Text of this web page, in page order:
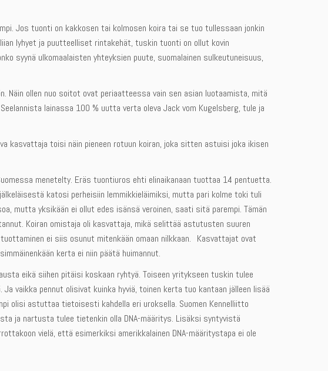
Jos tuonti on kakkosen tai kolmosen koira tai se tuo tullessaan jonkin
lyhyet ja puutteelliset rintakehät, tuskin tuonti on ollut kovin
syynä ulkomaalaisten yhteyksien puute, suomalainen sulkeutuneisuus,
ollen nuo soitot ovat periaatteessa vain sen asian luotaamista, mitä
lainassa 100 % uutta verta oleva Jack vom Kugelsberg, tule ja
kasvattaja toisi näin pieneen rotuun koiran, joka sitten astuisi joka ikisen
menetelty. Eräs tuontiuros ehti elinaikanaan tuottaa 14 pentuetta.
katosi perheisiin lemmikkieläimiksi, mutta pari kolme toki tuli
mutta yksikään ei ollut edes isänsä veroinen, saati sitä parempi. Tämän
Koiran omistaja oli kasvattaja, mikä selittää astutusten suuren
ei siis osunut mitenkään omaan nilkkaan. Kasvattajat ovat
kerta ei niin päätä huimannut.
eikä siihen pitäisi koskaan ryhtyä. Toiseen yritykseen tuskin tulee
vaikka pennut olisivat kuinka hyviä, toinen kerta tuo kantaan jälleen lisää
olisi astuttaa tietoisesti kahdella eri uroksella. Suomen Kennelliitto
ja nartusta tulee tietenkin olla DNA-määritys. Lisäksi syntyvistä
vielä, että esimerkiksi amerikkalainen DNA-määritystapa ei ole